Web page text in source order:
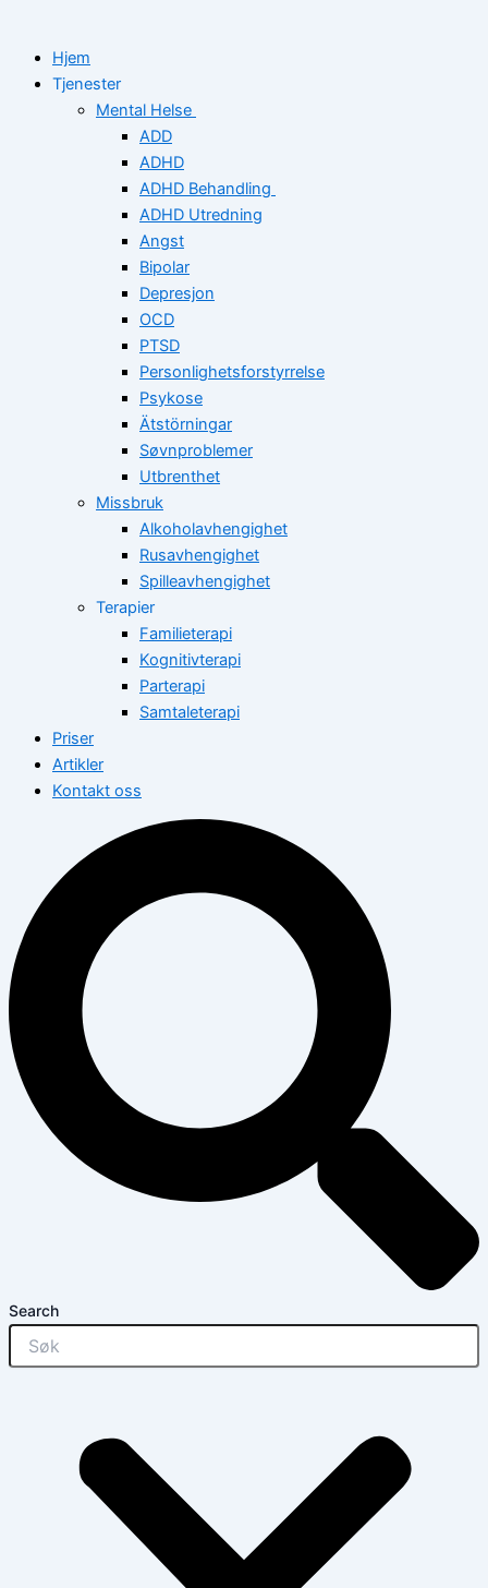
Hjem
Tjenester
Mental Helse
ADD
ADHD
ADHD Behandling
ADHD Utredning
Angst
Bipolar
Depresjon
OCD
PTSD
Personlighetsforstyrrelse
Psykose
Ätstörningar
Søvnproblemer
Utbrenthet
Missbruk
Alkoholavhengighet
Rusavhengighet
Spilleavhengighet
Terapier
Familieterapi
Kognitivterapi
Parterapi
Samtaleterapi
Priser
Artikler
Kontakt oss
Search